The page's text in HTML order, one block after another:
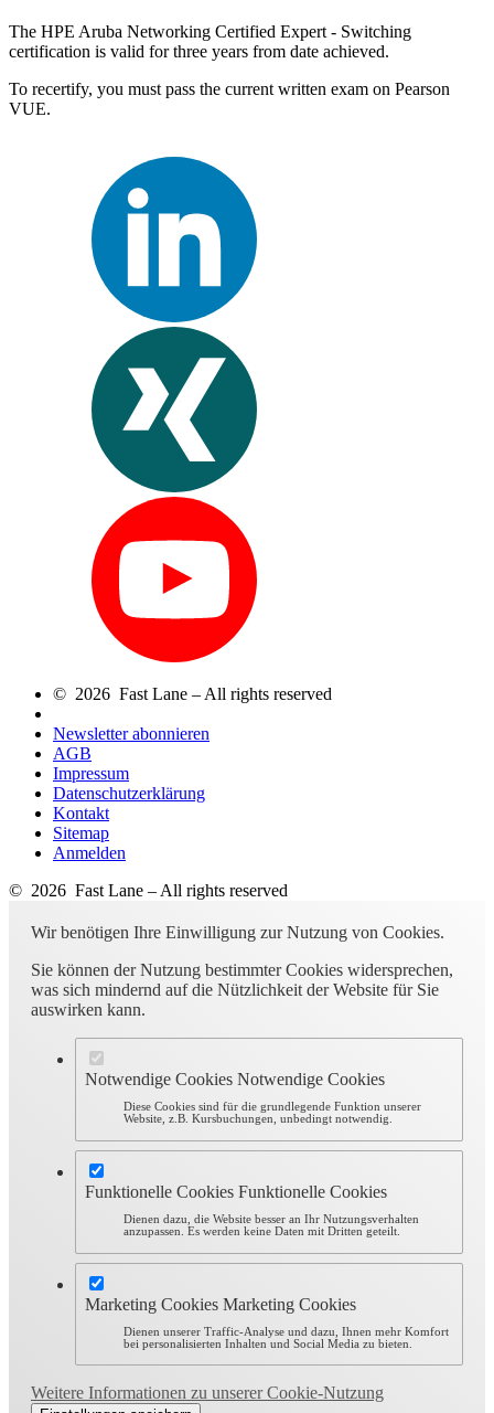
The HPE Aruba Networking Certified Expert - Switching
certification is valid for three years from date achieved.
To recertify, you must pass the current written exam on Pearson
VUE.
© 2026 Fast Lane – All rights reserved
Newsletter abonnieren
AGB
Impressum
Datenschutzerklärung
Kontakt
Sitemap
Anmelden
© 2026 Fast Lane – All rights reserved
Wir benötigen Ihre Einwilligung zur Nutzung von Cookies.
Sie können der Nutzung bestimmter Cookies widersprechen,
was sich mindernd auf die Nützlichkeit der Website für Sie
auswirken kann.
Notwendige Cookies Notwendige Cookies
Diese Cookies sind für die grundlegende Funktion unserer
Website, z.B. Kursbuchungen, unbedingt notwendig.
Funktionelle Cookies Funktionelle Cookies
Dienen dazu, die Website besser an Ihr Nutzungsverhalten
anzupassen. Es werden keine Daten mit Dritten geteilt.
Marketing Cookies Marketing Cookies
Dienen unserer Traffic-Analyse und dazu, Ihnen mehr Komfort
bei personalisierten Inhalten und Social Media zu bieten.
Weitere Informationen zu unserer Cookie-Nutzung